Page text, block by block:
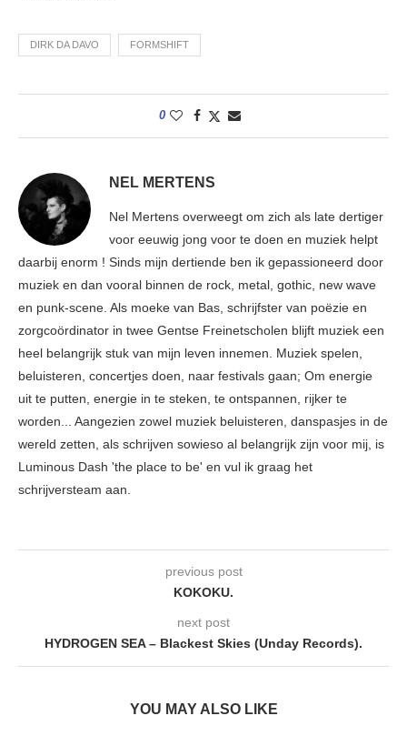
DIRK DA DAVO FORMSHIFT
0
NEL MERTENS
Nel Mertens overweegt om zich als late dertiger
voor eeuwig jong voor te doen en muziek helpt
daarbij enorm ! Sinds mijn dertiende ben ik gepassioneerd door
muziek en dan vooral binnen de rock, metal, gothic, new wave
en punk-scene. Als moeke van Bas, schrijfster van poëzie en
zorgcoördinator in twee Gentse Freinetscholen blijft muziek een
heel belangrijk stuk van mijn leven innemen. Muziek spelen,
beluisteren, concertjes doen, naar festivals gaan; Om energie
uit te putten, energie in te steken, te ontspannen, rijker te
worden... Aangezien zowel muziek beluisteren, danspasjes in de
wereld zetten, als schrijven sowieso al belangrijk zijn voor mij, is
Luminous Dash 'the place to be' en vul ik graag het
schrijversteam aan.
previous post
KOKOKU.
next post
HYDROGEN SEA – Blackest Skies (Unday Records).
YOU MAY ALSO LIKE